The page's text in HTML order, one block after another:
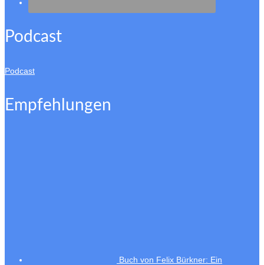
Podcast
Podcast
Empfehlungen
Buch von Felix Bürkner: Ein